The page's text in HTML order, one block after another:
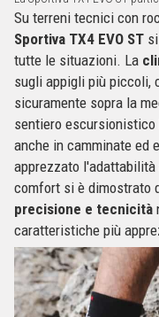
Su terreni tecnici con
Sportiva TX4 EVO ST
tutte le situazioni. La
sugli appigli più piccoli,
sicuramente sopra la
sentiero escursionistico
anche in camminate ed
apprezzato
comfort si è dimostrato
precisione e tecnicità
caratteristiche più